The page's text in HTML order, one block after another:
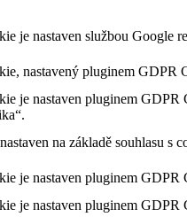
je nastaven službou Google
nastavený pluginem GDPR
je nastaven pluginem
na základě souhlasu
je nastaven pluginem
je nastaven pluginem